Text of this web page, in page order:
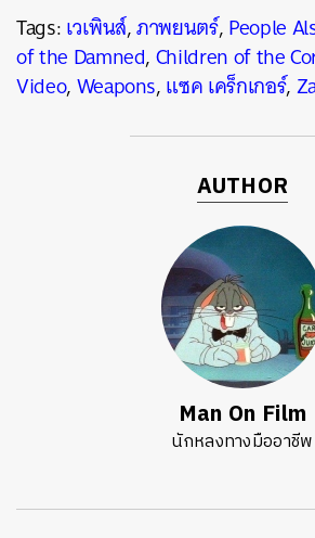
Tags:เวเพินส์,ภาพยนตร์,People
of the Damned,Children of the
Video,Weapons,แซค เคร็กเกอร์,
AUTHOR
Man On Film
นักหลงทางมืออาชีพ